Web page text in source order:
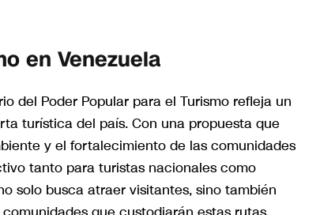
en Venezuela
del Poder Popular para el Turismo refleja un
turística del país. Con una propuesta que
y el fortalecimiento de las comunidades
tanto para turistas nacionales como
solo busca atraer visitantes, sino también